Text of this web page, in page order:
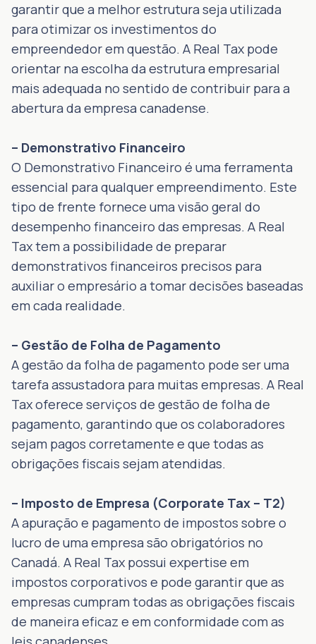
garantir que a melhor estrutura seja utilizada
para otimizar os investimentos do
empreendedor em questão. A Real Tax pode
orientar na escolha da estrutura empresarial
mais adequada no sentido de contribuir para a
abertura da empresa canadense.
– Demonstrativo Financeiro
O Demonstrativo Financeiro é uma ferramenta
essencial para qualquer empreendimento. Este
tipo de frente fornece uma visão geral do
desempenho financeiro das empresas. A Real
Tax tem a possibilidade de preparar
demonstrativos financeiros precisos para
auxiliar o empresário a tomar decisões baseadas
em cada realidade.
– Gestão de Folha de Pagamento
A gestão da folha de pagamento pode ser uma
tarefa assustadora para muitas empresas. A Real
Tax oferece serviços de gestão de folha de
pagamento, garantindo que os colaboradores
sejam pagos corretamente e que todas as
obrigações fiscais sejam atendidas.
– Imposto de Empresa (Corporate Tax – T2)
A apuração e pagamento de impostos sobre o
lucro de uma empresa são obrigatórios no
Canadá. A Real Tax possui expertise em
impostos corporativos e pode garantir que as
empresas cumpram todas as obrigações fiscais
de maneira eficaz e em conformidade com as